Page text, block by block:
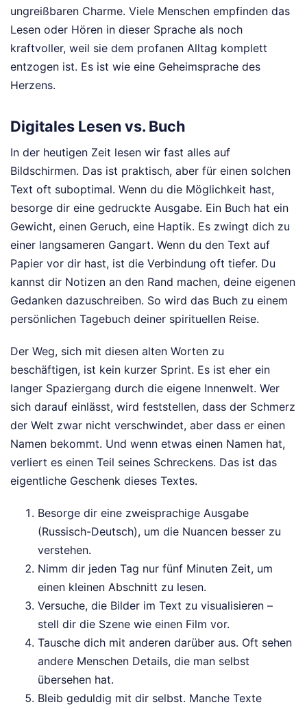
ungreißbaren Charme. Viele Menschen empfinden das
Lesen oder Hören in dieser Sprache als noch
kraftvoller, weil sie dem profanen Alltag komplett
entzogen ist. Es ist wie eine Geheimsprache des
Herzens.
Digitales Lesen vs. Buch
In der heutigen Zeit lesen wir fast alles auf
Bildschirmen. Das ist praktisch, aber für einen solchen
Text oft suboptimal. Wenn du die Möglichkeit hast,
besorge dir eine gedruckte Ausgabe. Ein Buch hat ein
Gewicht, einen Geruch, eine Haptik. Es zwingt dich zu
einer langsameren Gangart. Wenn du den Text auf
Papier vor dir hast, ist die Verbindung oft tiefer. Du
kannst dir Notizen an den Rand machen, deine eigenen
Gedanken dazuschreiben. So wird das Buch zu einem
persönlichen Tagebuch deiner spirituellen Reise.
Der Weg, sich mit diesen alten Worten zu
beschäftigen, ist kein kurzer Sprint. Es ist eher ein
langer Spaziergang durch die eigene Innenwelt. Wer
sich darauf einlässt, wird feststellen, dass der Schmerz
der Welt zwar nicht verschwindet, aber dass er einen
Namen bekommt. Und wenn etwas einen Namen hat,
verliert es einen Teil seines Schreckens. Das ist das
eigentliche Geschenk dieses Textes.
Besorge dir eine zweisprachige Ausgabe
(Russisch-Deutsch), um die Nuancen besser zu
verstehen.
Nimm dir jeden Tag nur fünf Minuten Zeit, um
einen kleinen Abschnitt zu lesen.
Versuche, die Bilder im Text zu visualisieren –
stell dir die Szene wie einen Film vor.
Tausche dich mit anderen darüber aus. Oft sehen
andere Menschen Details, die man selbst
übersehen hat.
Bleib geduldig mit dir selbst. Manche Texte